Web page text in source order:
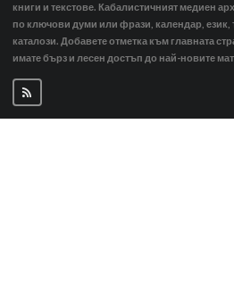
книги и текстове. Кабалистичният медиен
по ключови думи или фрази, календар,
каталози. Добавете отметка към главната
имате бърз и лесен достъп до най-новите